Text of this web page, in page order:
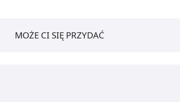
MOŻE CI SIĘ PRZYDAĆ